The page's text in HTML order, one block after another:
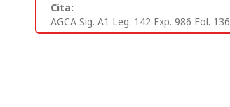
Cita:
AGCA Sig. A1 Leg. 142 Exp. 986 Fol. 136